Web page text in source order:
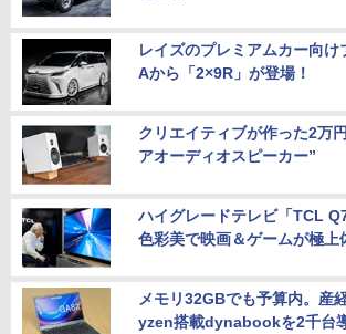
レイズのプレミアムカー向け
Aから「2×9R」が登場！
クリエイティブが作った2万
アオーディオスピーカー”
ハイグレードテレビ「TCL
色彩美で映画＆ゲームが極上
メモリ32GBでも予算内。産
yzen搭載dynabookを2千台